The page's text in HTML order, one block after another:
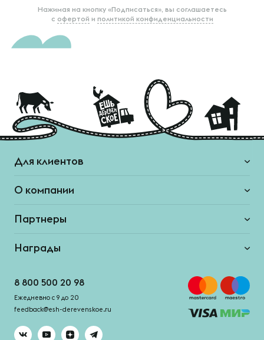
Нажимая на кнопку «Подписаться», вы соглашаетесь
с офертой и политикой конфиденциальности
Для клиентов
О компании
Партнеры
Награды
8 800 500 20 98
Ежедневно с 9 до 20
feedback@esh-derevenskoe.ru